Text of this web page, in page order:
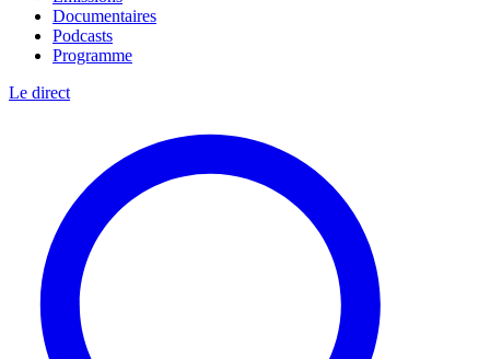
Documentaires
Podcasts
Programme
Le direct